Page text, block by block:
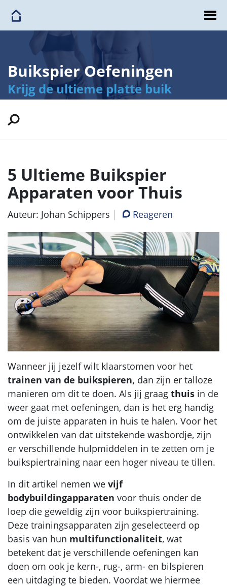
Buikspier Oefeningen
Krijg de ultieme platte buik
5 Ultieme Buikspier
Apparaten voor Thuis
Auteur: Johan Schippers Reageren
Wanneer jij jezelf wilt klaarstomen voor het
trainen van de buikspieren, dan zijn er talloze
manieren om dit te doen. Als jij graag thuis in de
weer gaat met oefeningen, dan is het erg handig
om de juiste apparaten in huis te halen. Voor het
ontwikkelen van dat uitstekende wasbordje, zijn
er verschillende hulpmiddelen in te zetten om je
buikspiertraining naar een hoger niveau te tillen.
In dit artikel nemen we vijf
bodybuildingapparaten voor thuis onder de
loep die geweldig zijn voor buikspiertraining.
Deze trainingsapparaten zijn geselecteerd op
basis van hun multifunctionaliteit, wat
betekent dat je verschillende oefeningen kan
doen om ook je kern-, rug-, arm- en bilspieren
een uitdaging te bieden. Voordat we hiermee